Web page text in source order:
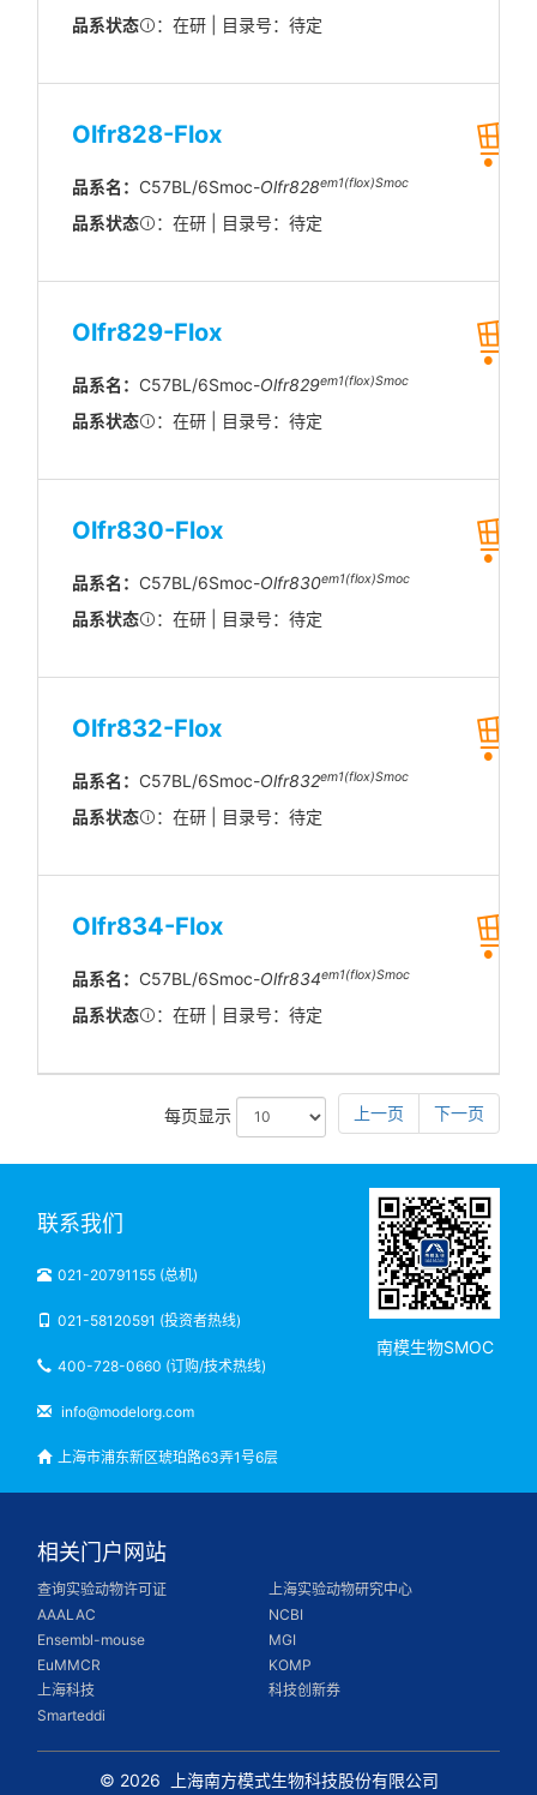
品系状态 ：在研 | 目录号：待定
Olfr828-Flox
品系名： C57BL/6Smoc-Olfr828em1(flox)Smoc
品系状态 ：在研 | 目录号：待定
Olfr829-Flox
品系名： C57BL/6Smoc-Olfr829em1(flox)Smoc
品系状态 ：在研 | 目录号：待定
Olfr830-Flox
品系名： C57BL/6Smoc-Olfr830em1(flox)Smoc
品系状态 ：在研 | 目录号：待定
Olfr832-Flox
品系名： C57BL/6Smoc-Olfr832em1(flox)Smoc
品系状态 ：在研 | 目录号：待定
Olfr834-Flox
品系名： C57BL/6Smoc-Olfr834em1(flox)Smoc
品系状态 ：在研 | 目录号：待定
每页显示 上一页 下一页
联系我们
021-20791155 (总机)
021-58120591 (投资者热线)
400-728-0660 (订购/技术热线)
info@modelorg.com
上海市浦东新区琥珀路63弄1号6层
南模生物SMOC
相关门户网站
查询实验动物许可证
上海实验动物研究中心
AAALAC
NCBI
Ensembl-mouse
MGI
EuMMCR
KOMP
上海科技
科技创新券
Smarteddi
© 2026 上海南方模式生物科技股份有限公司